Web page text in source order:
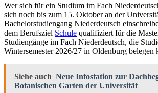
Wer sich für ein Studium im Fach
sich noch bis zum 15. Oktober an der
Bachelorstudiengang Niederdeutsch
dem Berufsziel Schule qualifiziert für die
Studiengänge im Fach Niederdeutsch, die
Wintersemester 2026/27 in Oldenburg belegen
Siehe auch Neue Infostation zur
Botanischen Garten der Universität